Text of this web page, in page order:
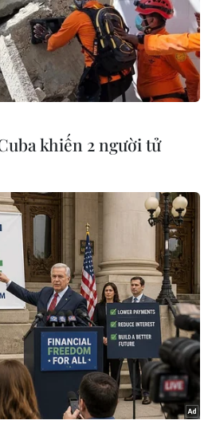
ty VN Pharma). (Ảnh: Thành
TTXVN)
hoãn, Tòa án Nhân dân
Hồ Chí Minh đã mở
thẩm vụ án buôn bán
(là thuốc chữa ung thư
Cổ phần VN Pharma.
Minh tuyên phạt hai bị
án là Nguyễn Minh Hùng
Võ Mạnh Cường mức án
"Buôn bán hàng giả là
Điều 157 Bộ luật Hình sự
lĩnh án từ 3 năm tù treo
Sau bản án sơ thẩm, 7 bị
khiến 2 người tử